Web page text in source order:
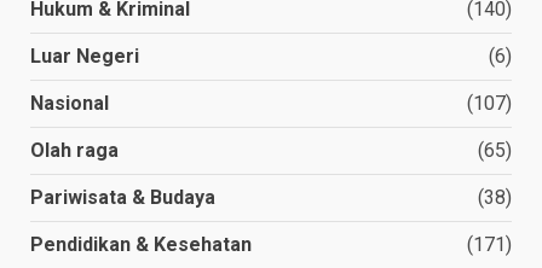
Hukum & Kriminal (140)
Luar Negeri (6)
Nasional (107)
Olah raga (65)
Pariwisata & Budaya (38)
Pendidikan & Kesehatan
(171)